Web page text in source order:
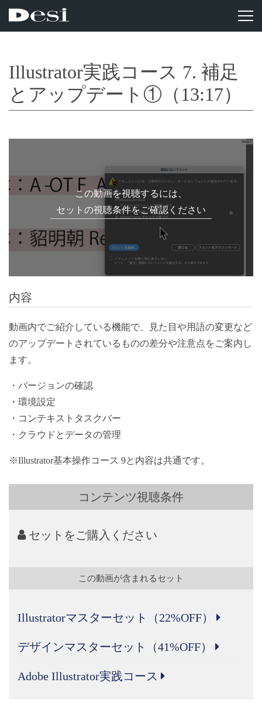
Illustrator実践コース 7. 補足
とアップデート①（13:17）
この動画を視聴するには、
セットの視聴条件をご確認ください
内容
動画内でご紹介している機能で、見た目や用語の変更など
のアップデートされているものの差分や注意点をご案内し
ます。
・バージョンの確認
・環境設定
・コンテキストタスクバー
・クラウドとデータの管理
※Illustrator基本操作コース 9と内容は共通です。
コンテンツ視聴条件
セットをご購入ください
この動画が含まれるセット
Illustratorマスターセット（22%OFF）
デザインマスターセット（41%OFF）
Adobe Illustrator実践コース